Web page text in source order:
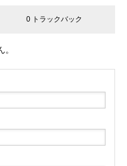
0 トラックバック